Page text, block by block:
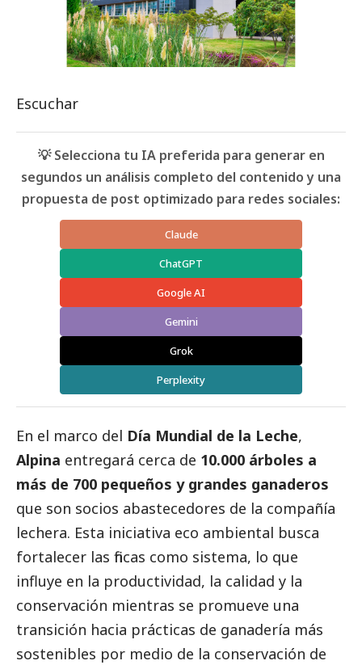
Escuchar
💡 Selecciona tu IA preferida para generar en
segundos un análisis completo del contenido y una
propuesta de post optimizado para redes sociales:
Claude
ChatGPT
Google AI
Gemini
Grok
Perplexity
En el marco del Día Mundial de la Leche,
Alpina entregará cerca de 10.000 árboles a
más de 700 pequeños y grandes ganaderos
que son socios abastecedores de la compañía
lechera. Esta iniciativa eco ambiental busca
fortalecer las fincas como sistema, lo que
influye en la productividad, la calidad y la
conservación mientras se promueve una
transición hacia prácticas de ganadería más
sostenibles por medio de la conservación de